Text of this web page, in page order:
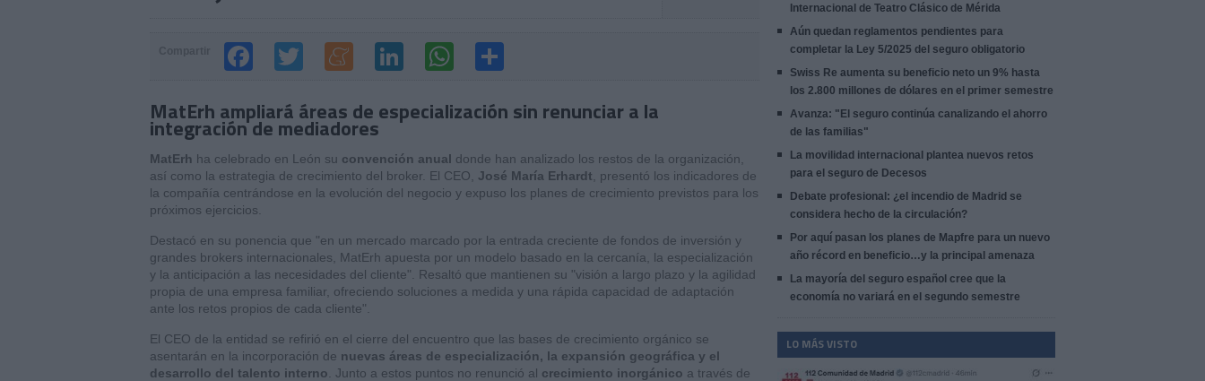
MatErh ampliará áreas de especialización sin renunciar a la
integración de mediadores
MatErh ha celebrado en León su convención anual donde han analizado los restos de la organización,
así como la estrategia de crecimiento del broker. El CEO, José María Erhardt , presentó los indicadores de
la compañía centrándose en la evolución del negocio y expuso los planes de crecimiento previstos para los
próximos ejercicios.
Destacó en su ponencia que "en un mercado marcado por la entrada creciente de fondos de inversión y
grandes brokers internacionales, MatErh apuesta por un modelo basado en la cercanía, la especialización
y la anticipación a las necesidades del cliente". Resaltó que mantienen su "visión a largo plazo y la agilidad
propia de una empresa familiar, ofreciendo soluciones a medida y una rápida capacidad de adaptación
ante los retos propios de cada cliente".
El CEO de la entidad se refirió en el cierre del encuentro que las bases de crecimiento orgánico se
asentarán en la incorporación de nuevas áreas de especialización, la expansión geográfica y el
desarrollo del talento interno . Junto a estos puntos no renunció al crecimiento inorgánico a través de
Internacional de Teatro Clásico de Mérida
Aún quedan reglamentos pendientes para
completar la Ley 5/2025 del seguro obligatorio
Swiss Re aumenta su beneficio neto un 9% hasta
los 2.800 millones de dólares en el primer semestre
Avanza: "El seguro continúa canalizando el ahorro
de las familias"
La movilidad internacional plantea nuevos retos
para el seguro de Decesos
Debate profesional: ¿el incendio de Madrid se
considera hecho de la circulación?
Por aquí pasan los planes de Mapfre para un nuevo
año récord en beneficio…y la principal amenaza
La mayoría del seguro español cree que la
economía no variará en el segundo semestre
LO MÁS VISTO